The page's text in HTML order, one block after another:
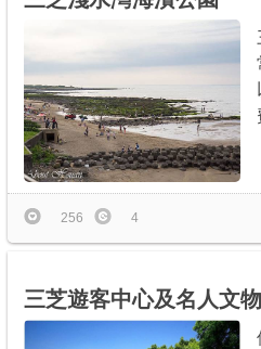
256 4
三芝遊客中心及名人文